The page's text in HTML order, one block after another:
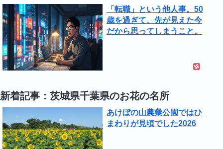
「転職」という他人事。50
歳を過ぎて、先が見えた今
だから思ってしまうこと。
新着記事：茨城県千葉県のお花の名所
あけぼの山農業公園ではひ
まわりが見頃でした2026